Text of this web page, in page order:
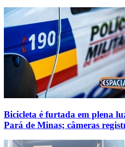
Bicicleta é furtada em plena
Pará de Minas; câmeras